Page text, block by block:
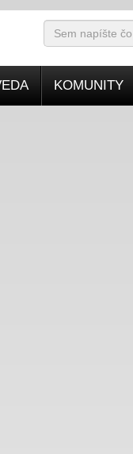
KOMUNITY